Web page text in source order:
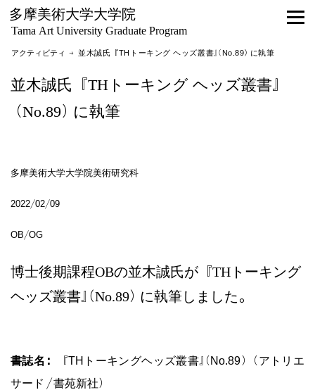
多摩美術大学大学院
Tama Art University Graduate Program
アクティビティ → 並木誠氏『THトーキング ヘッズ叢書』（No.89）に執筆
並木誠氏『THトーキング ヘッズ叢書』
（No.89）に執筆
多摩美術大学大学院美術研究科
2022/02/09
OB/OG
博士後期課程OBの並木誠氏が『THトーキング
ヘッズ叢書』（No.89）に執筆しました。
書誌名：
『THトーキングヘッズ叢書』（No.89）（アトリエ
サード／書苑新社）